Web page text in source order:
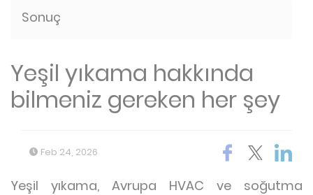
Sonuç
Yeşil yıkama hakkında
bilmeniz gereken her şey
Feb 24, 2026
Yeşil yıkama, Avrupa HVAC ve soğutma